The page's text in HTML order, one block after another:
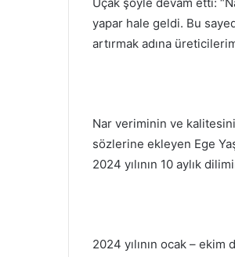
Uçak şöyle devam etti:
yapar hale geldi. Bu
artırmak adına
Nar veriminin ve
sözlerine ekleyen Ege
2024 yılının 10 aylık
2024 yılının ocak –